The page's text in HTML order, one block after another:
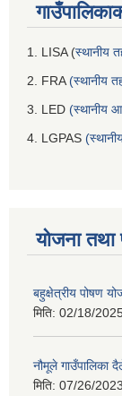
1. LISA (स्थानीय
2. FRA(स्थानीय
3. LED (स्थानीय
4. LGPAS
योजना तथा
बहुक्षेत्रीय पोषण
मिति: 02/18/
नौमूले गाउँपालिका
मिति: 07/26/